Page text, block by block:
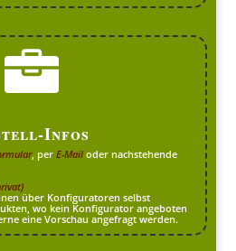

Infos
, perE-Mail oder nachstehende
über Konfiguratoren selbst
wo kein Konfigurator angeboten
eine Vorschau angefragt werden.